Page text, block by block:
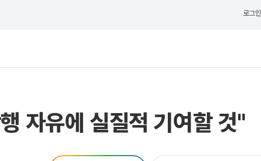
로그인
자유에 실질적 기여할 것"